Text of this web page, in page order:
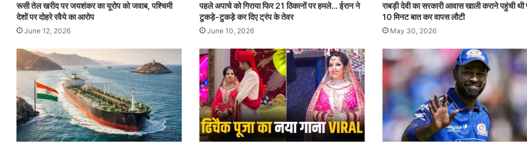
रूसी तेल खरीद पर जयशंकर का यूरोप को जवाब, पश्चिमी
देशों पर दोहरे रवैये का आरोप
June 12, 2026
पहले अपाचे को गिराया फिर 21 ठिकानों पर हमले… ईरान ने
टुकड़े-टुकड़े कर दिए ट्रंप के तेवर
June 10, 2026
राबड़ी देवी का सरकारी आवास खाली कराने पहुंची
10 मिनट बात कर वापस लौटी
May 30, 2026